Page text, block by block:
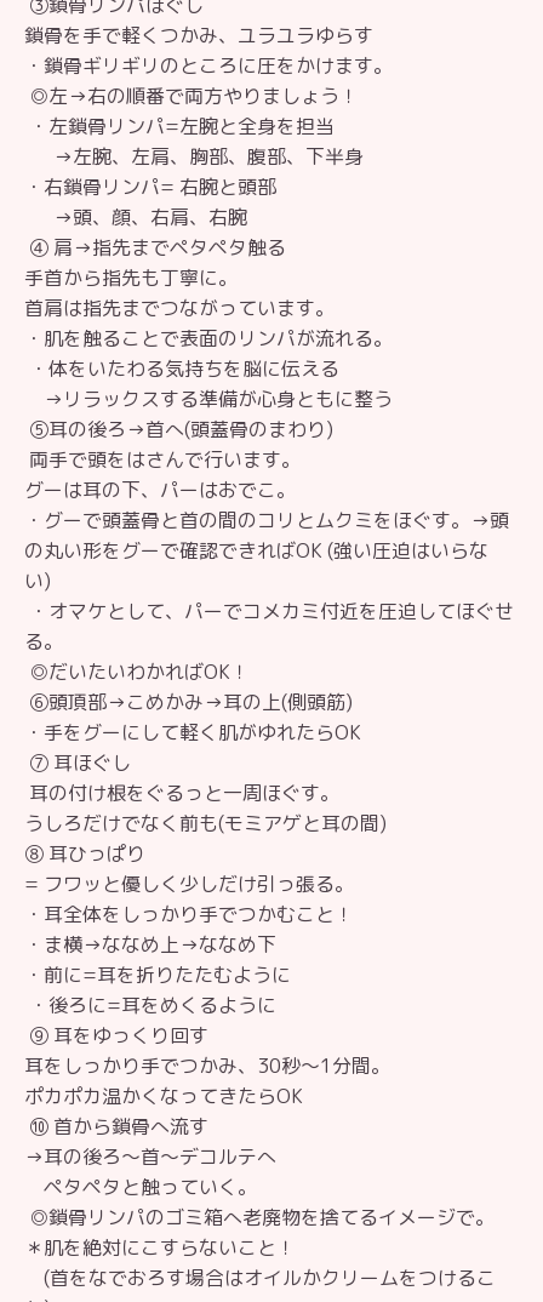
鎖骨を手で軽くつかみ、ユラユラゆらす
・鎖骨ギリギリのところに圧をかけます。
◎左→右の順番で両方やりましょう！
・左鎖骨リンパ=左腕と全身を担当
→左腕、左肩、胸部、腹部、下半身
・右鎖骨リンパ= 右腕と頭部
→頭、顔、右肩、右腕
④ 肩→指先までペタペタ触る
手首から指先も丁寧に。
首肩は指先までつながっています。
・肌を触ることで表面のリンパが流れる。
・体をいたわる気持ちを脳に伝える
→リラックスする準備が心身ともに整う
⑤耳の後ろ→首へ(頭蓋骨のまわり)
両手で頭をはさんで行います。
グーは耳の下、パーはおでこ。
・グーで頭蓋骨と首の間のコリとムクミをほぐす。→頭
の丸い形をグーで確認できればOK (強い圧迫はいらな
い)
・オマケとして、パーでコメカミ付近を圧迫してほぐせ
る。
◎だいたいわかればOK！
⑥頭頂部→こめかみ→耳の上(側頭筋)
・手をグーにして軽く肌がゆれたらOK
⑦ 耳ほぐし
耳の付け根をぐるっと一周ほぐす。
うしろだけでなく前も(モミアゲと耳の間)
⑧ 耳ひっぱり
= フワッと優しく少しだけ引っ張る。
・耳全体をしっかり手でつかむこと！
・ま横→ななめ上→ななめ下
・前に=耳を折りたたむように
・後ろに=耳をめくるように
⑨ 耳をゆっくり回す
耳をしっかり手でつかみ、30秒〜1分間。
ポカポカ温かくなってきたらOK
⑩ 首から鎖骨へ流す
→耳の後ろ〜首〜デコルテへ
ペタペタと触っていく。
◎鎖骨リンパのゴミ箱へ老廃物を捨てるイメージで。
＊肌を絶対にこすらないこと！
(首をなでおろす場合はオイルかクリームをつけるこ